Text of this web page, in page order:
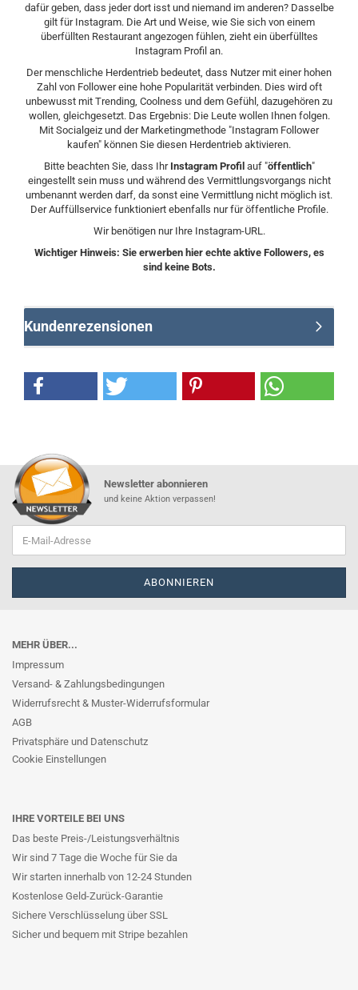
dafür geben, dass jeder dort isst und niemand im anderen? Dasselbe
gilt für Instagram. Die Art und Weise, wie Sie sich von einem
überfüllten Restaurant angezogen fühlen, zieht ein überfülltes
Instagram Profil an.
Der menschliche Herdentrieb bedeutet, dass Nutzer mit einer hohen
Zahl von Follower eine hohe Popularität verbinden. Dies wird oft
unbewusst mit Trending, Coolness und dem Gefühl, dazugehören zu
wollen, gleichgesetzt. Das Ergebnis: Die Leute wollen Ihnen folgen.
Mit Socialgeiz und der Marketingmethode "Instagram Follower
kaufen" können Sie diesen Herdentrieb aktivieren.
Bitte beachten Sie, dass Ihr Instagram Profil auf "öffentlich"
eingestellt sein muss und während des Vermittlungsvorgangs nicht
umbenannt werden darf, da sonst eine Vermittlung nicht möglich ist.
Der Auffüllservice funktioniert ebenfalls nur für öffentliche Profile.
Wir benötigen nur Ihre Instagram-URL.
Wichtiger Hinweis: Sie erwerben hier echte aktive Followers, es
sind keine Bots.
Kundenrezensionen
Newsletter abonnieren
und keine Aktion verpassen!
MEHR ÜBER...
Impressum
Versand- & Zahlungsbedingungen
Widerrufsrecht & Muster-Widerrufsformular
AGB
Privatsphäre und Datenschutz
Cookie Einstellungen
IHRE VORTEILE BEI UNS
Das beste Preis-/Leistungsverhältnis
Wir sind 7 Tage die Woche für Sie da
Wir starten innerhalb von 12-24 Stunden
Kostenlose Geld-Zurück-Garantie
Sichere Verschlüsselung über SSL
Sicher und bequem mit Stripe bezahlen